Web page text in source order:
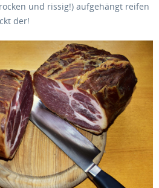
und rissig!) aufgehängt reifen
der!